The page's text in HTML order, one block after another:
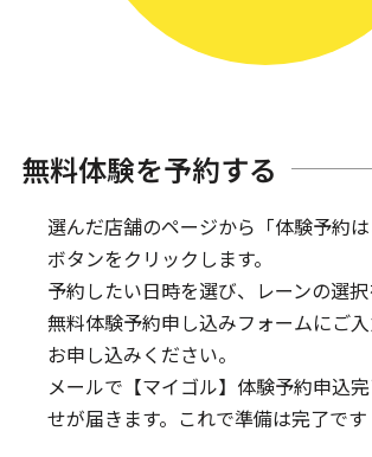
無料体験を予約する
選んだ店舗のページから「体験予約
ボタンをクリックします。
予約したい日時を選び、レーンの選択
無料体験予約申し込みフォームにご入
お申し込みください。
メールで【マイゴル】体験予約申込
せが届きます。 これで準備は完了です